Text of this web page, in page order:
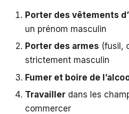
Porter des vêtements
un prénom masculin
Porter des armes (fusil,
strictement masculin
Fumer et boire de
Travaillerdans les
commercer